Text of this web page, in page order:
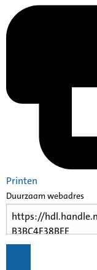
Printen
Duurzaam webadres